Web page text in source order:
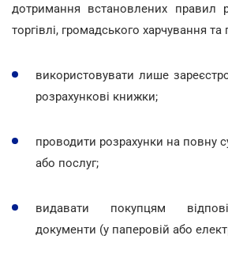
дотримання встановлених правил
торгівлі, громадського харчування
використовувати лише
розрахункові книжки;
проводити розрахунки на повну
або послуг;
видавати покупцям
документи (у паперовій або